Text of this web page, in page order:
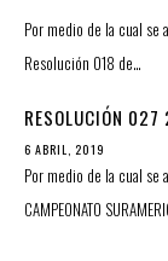
Por medio de la cual se
Resolución 018 de…
RESOLUCIÓN 027
6 ABRIL, 2019
Por medio de la cual se
CAMPEONATO